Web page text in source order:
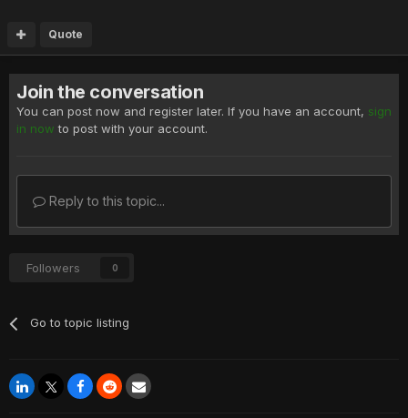
Quote
Join the conversation
You can post now and register later. If you have an account, sign
in now to post with your account.
Reply to this topic...
Followers 0
Go to topic listing